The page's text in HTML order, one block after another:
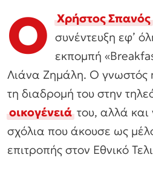
Ο Χρήστος Σπανός
συνέντευξη εφ’
εκπομπή
Λιάνα Ζημάλη. Ο γνωστός
τη διαδρομή του στην
οικογένειάτου, αλλά και
σχόλια που άκουσε ως
επιτροπής στον Εθνικό